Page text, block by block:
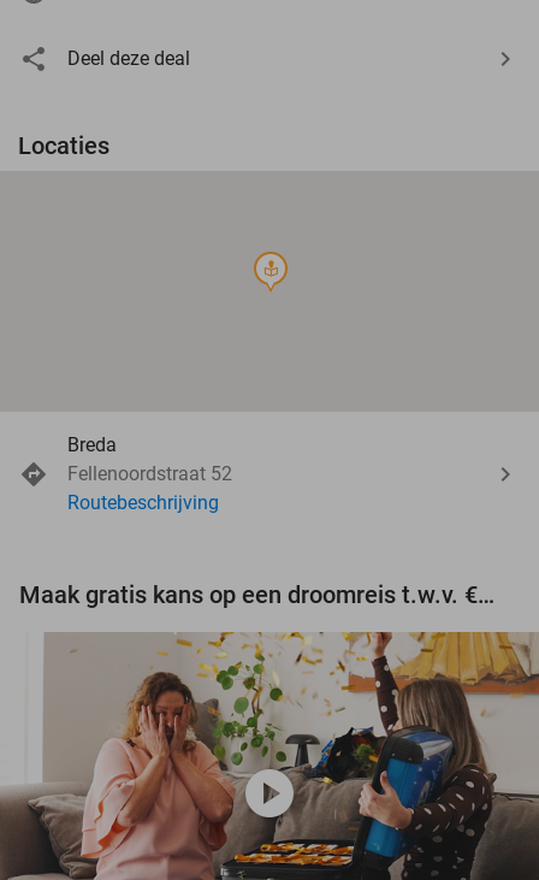
Deel deze deal
Locaties
course
Breda
Fellenoordstraat 52
Routebeschrijving
Maak gratis kans op een droomreis t.w.v. €3.000!
play_circle